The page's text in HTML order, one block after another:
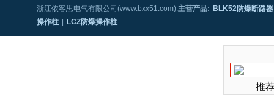
浙江依客思电气有限公司(www.bxx51.com):主营产品: BLK52防爆断路器
操作柱
LCZ防爆操作柱
推